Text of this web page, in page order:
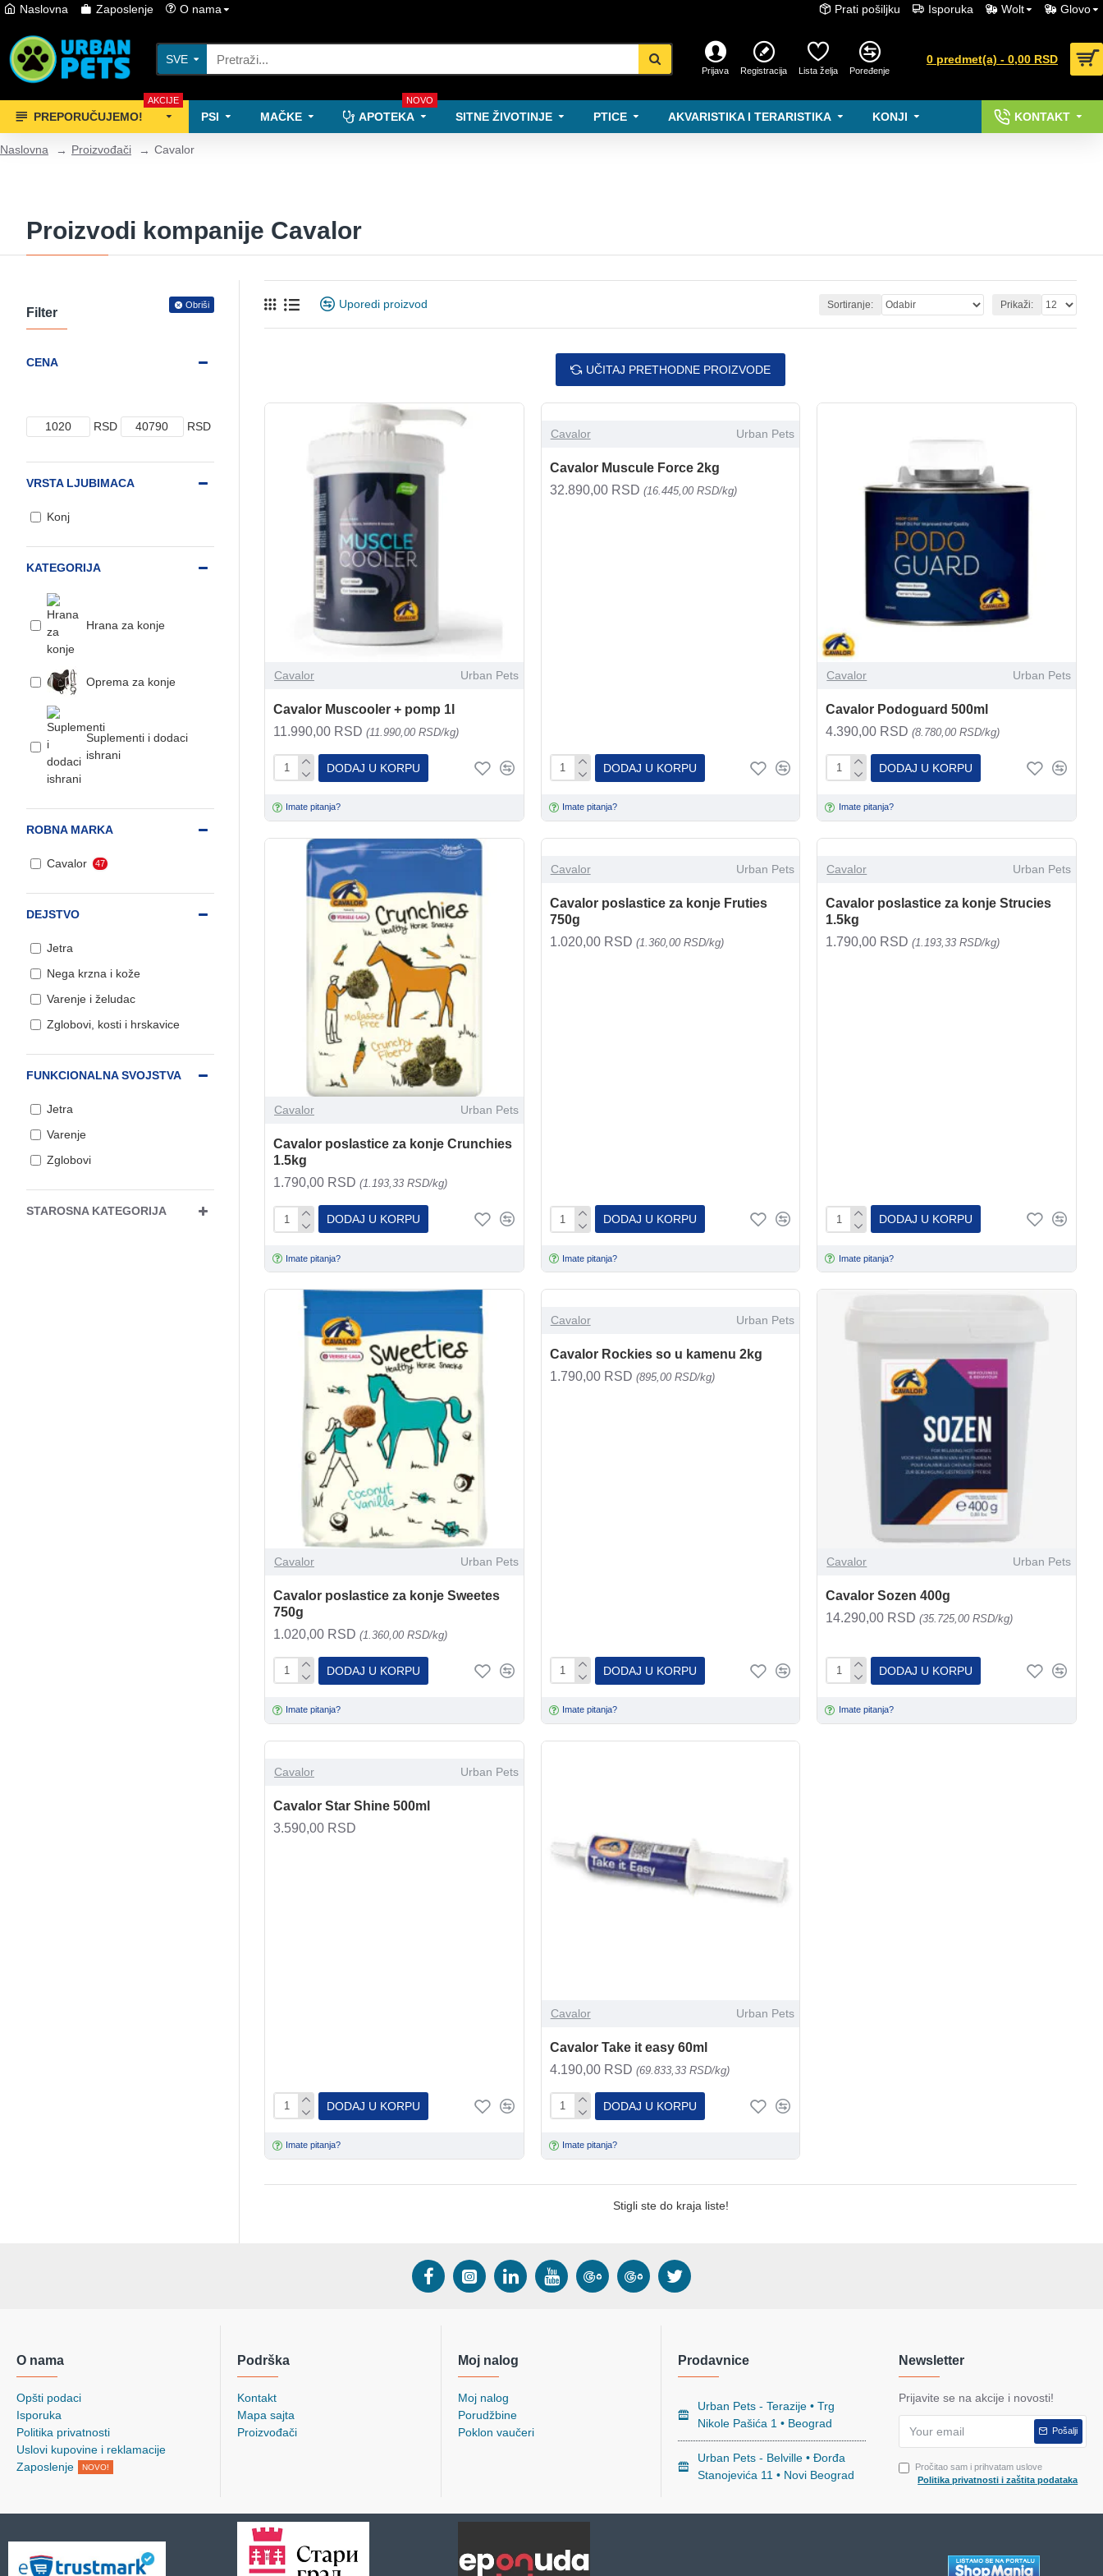
Naslovna Zaposlenje O nama Prati pošiljku Isporuka Wolt Glovo
SVE
Prijava Registracija Lista želja Poređenje
0 predmet(a) - 0,00 RSD
PREPORUČUJEMO!
AKCIJE
PSI MAČKE APOTEKA
NOVO
SITNE ŽIVOTINJE PTICE AKVARISTIKA I TERARISTIKA KONJI KONTAKT
Naslovna Proizvođači Cavalor
Proizvodi kompanije Cavalor
Filter
Obriši
CENA
RSD RSD
KATEGORIJA
Hrana za konje
Oprema za konje
Suplementi i dodaci
ishrani
STAROSNA KATEGORIJA
ROBNA MARKA
Cavalor 47
DEJSTVO
Jetra
Nega krzna i kože
Varenje i želudac
Zglobovi, kosti i hrskavice
FUNKCIONALNA SVOJSTVA
Jetra
Varenje
Zglobovi
VRSTA LJUBIMACA
Konj
Uporedi proizvod Sortiranje: Prikaži:
UČITAJ PRETHODNE PROIZVODE
Cavalor Urban Pets
Cavalor Muscooler + pomp 1l
11.990,00 RSD (11.990,00 RSD/kg)
DODAJ U KORPU
Imate pitanja?
Cavalor Urban Pets
Cavalor Muscule Force 2kg
32.890,00 RSD (16.445,00 RSD/kg)
DODAJ U KORPU
Imate pitanja?
Cavalor Urban Pets
Cavalor Podoguard 500ml
4.390,00 RSD(8.780,00 RSD/kg)
DODAJ U KORPU
Imate pitanja?
Cavalor Urban Pets
Cavalor poslastice za konje Crunchies
1.5kg
1.790,00 RSD (1.193,33 RSD/kg)
DODAJ U KORPU
Imate pitanja?
Cavalor Urban Pets
Cavalor poslastice za konje Fruties
750g
1.020,00 RSD (1.360,00 RSD/kg)
DODAJ U KORPU
Imate pitanja?
Cavalor Urban Pets
Cavalor poslastice za konje Strucies
1.5kg
1.790,00 RSD(1.193,33 RSD/kg)
DODAJ U KORPU
Imate pitanja?
Cavalor Urban Pets
Cavalor poslastice za konje Sweetes
750g
1.020,00 RSD (1.360,00 RSD/kg)
DODAJ U KORPU
Imate pitanja?
Cavalor Urban Pets
Cavalor Rockies so u kamenu 2kg
1.790,00 RSD (895,00 RSD/kg)
DODAJ U KORPU
Imate pitanja?
Cavalor Urban Pets
Cavalor Sozen 400g
14.290,00 RSD(35.725,00 RSD/kg)
DODAJ U KORPU
Imate pitanja?
Cavalor Urban Pets
Cavalor Star Shine 500ml
3.590,00 RSD
DODAJ U KORPU
Imate pitanja?
Cavalor Urban Pets
Cavalor Take it easy 60ml
4.190,00 RSD (69.833,33 RSD/kg)
DODAJ U KORPU
Imate pitanja?
Stigli ste do kraja liste!
O nama
Opšti podaci
Isporuka
Politika privatnosti
Uslovi kupovine i reklamacije
Zaposlenje
NOVO!
Podrška
Kontakt
Mapa sajta
Proizvođači
Moj nalog
Moj nalog
Porudžbine
Poklon vaučeri
Prodavnice
Urban Pets - Terazije • Trg
Nikole Pašića 1 • Beograd
Urban Pets - Belville • Đorđa
Stanojevića 11 • Novi Beograd
Newsletter
Prijavite se na akcije i novosti!
Pošalji
Pročitao sam i prihvatam uslove
Politika privatnosti i zaštita podataka